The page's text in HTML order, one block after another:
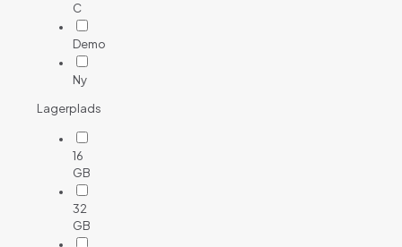
C
Demo
Ny
Lagerplads
16
GB
32
GB